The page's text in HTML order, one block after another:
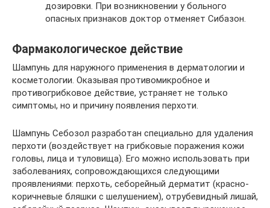
дозировки. При возникновении у больного
опасных признаков доктор отменяет Сибазон.
Фармакологическое действие
Шампунь для наружного применения в дерматологии и
косметологии. Оказывая противомикробное и
противогрибковое действие, устраняет не только
симптомы, но и причину появления перхоти.
Шампунь Себозол разработан специально для удаления
перхоти (воздействует на грибковые поражения кожи
головы, лица и туловища). Его можно использовать при
заболеваниях, сопровождающихся следующими
проявлениями: перхоть, себорейный дерматит (красно-
коричневые бляшки с шелушением), отрубевидный лишай,